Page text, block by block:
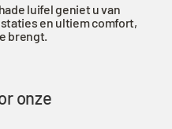
luifel geniet u van
en ultiem comfort,
brengt.
onze